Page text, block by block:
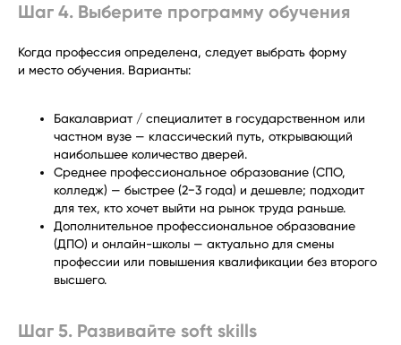
Шаг 4. Выберите программу обучения
Когда профессия определена, следует выбрать форму
и место обучения. Варианты:
Бакалавриат / специалитет в государственном или
частном вузе — классический путь, открывающий
наибольшее количество дверей.
Среднее профессиональное образование (СПО,
колледж) — быстрее (2−3 года) и дешевле; подходит
для тех, кто хочет выйти на рынок труда раньше.
Дополнительное профессиональное образование
(ДПО) и онлайн-школы — актуально для смены
профессии или повышения квалификации без второго
высшего.
Шаг 5. Развивайте soft skills